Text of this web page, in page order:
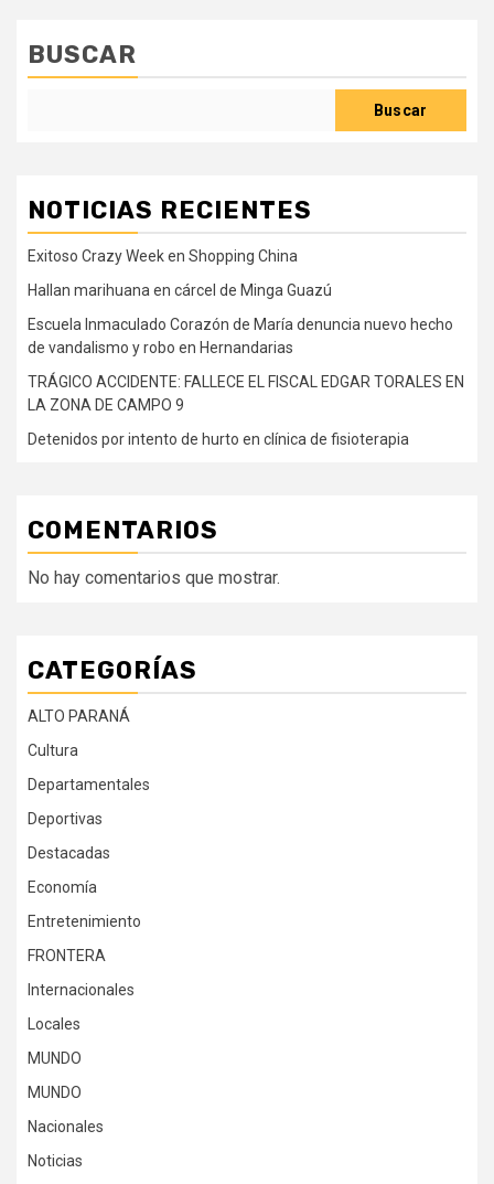
BUSCAR
Buscar
NOTICIAS RECIENTES
Exitoso Crazy Week en Shopping China
Hallan marihuana en cárcel de Minga Guazú
Escuela Inmaculado Corazón de María denuncia nuevo hecho
de vandalismo y robo en Hernandarias
TRÁGICO ACCIDENTE: FALLECE EL FISCAL EDGAR TORALES EN
LA ZONA DE CAMPO 9
Detenidos por intento de hurto en clínica de fisioterapia
COMENTARIOS
No hay comentarios que mostrar.
CATEGORÍAS
ALTO PARANÁ
Cultura
Departamentales
Deportivas
Destacadas
Economía
Entretenimiento
FRONTERA
Internacionales
Locales
MUNDO
MUNDO
Nacionales
Noticias